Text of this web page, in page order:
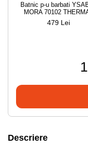
Batnic p-u barbati
MORA 70102
479 Lei
Descriere